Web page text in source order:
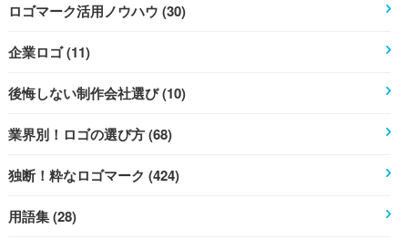
ロゴマーク活用ノウハウ (30)
企業ロゴ (11)
後悔しない制作会社選び (10)
業界別！ロゴの選び方 (68)
独断！粋なロゴマーク (424)
用語集 (28)